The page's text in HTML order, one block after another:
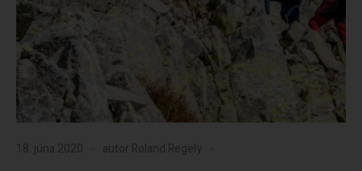
18. júna 2020 autor Roland Regely